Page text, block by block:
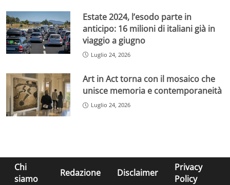
Estate 2024, l’esodo parte in
anticipo: 16 milioni di italiani già in
viaggio a giugno
Luglio 24, 2026
Art in Act torna con il mosaico che
unisce memoria e contemporaneità
Luglio 24, 2026
Chi
siamo
Redazione Disclaimer
Privacy
Policy